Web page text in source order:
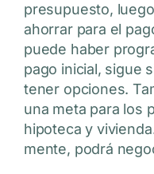
presupuesto,
ahorrar para el
puede haber
pago inicial, sigue
tener opciones.
una meta para los
hipoteca y
mente, podrá